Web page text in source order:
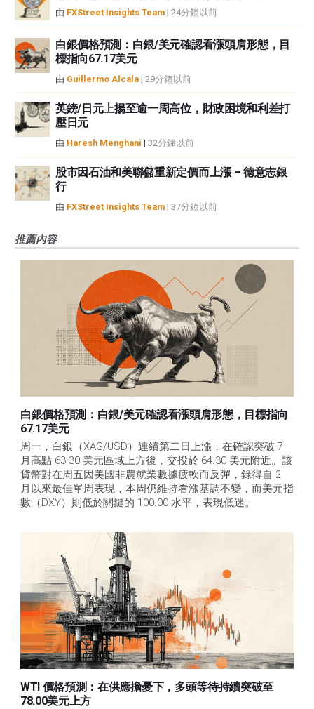
由 FXStreet Insights Team | 24分鐘以前
白銀價格預測：白銀/美元確認看漲頭肩形態，目
標指向67.17美元
由 Guillermo Alcala | 29分鐘以前
英鎊/日元上揚至逾一周高位，財政困境和利差打
壓日元
由 Haresh Menghani | 32分鐘以前
股市因石油和美聯儲重新定價而上漲 – 德意志銀
行
由 FXStreet Insights Team | 37分鐘以前
推薦內容
白銀價格預測：白銀/美元確認看漲頭肩形態，目標指向
67.17美元
周一，白銀（XAG/USD）連續第二日上漲，在確認突破 7
月高點 63.30 美元區域上方後，交投於 64.30 美元附近。該
貨幣對在周五因美國非農就業數據疲軟而反彈，錄得自 2
月以來最佳單周表現，本周仍維持看漲基調不變，而美元指
數（DXY）則低於關鍵的 100.00 水平，表現低迷。
WTI 價格預測：在供應擔憂下，多頭等待持續突破至
78.00美元上方